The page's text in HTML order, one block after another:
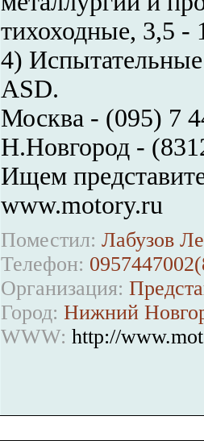
тихоходные, 3,5 -
4)
ASD.
Москва - (095) 7
Н.Новгород -
Ищем
www.motory.ru
Поместил: Лабузов
Телефон:
Организация:
Город: Нижний
WWW: http://